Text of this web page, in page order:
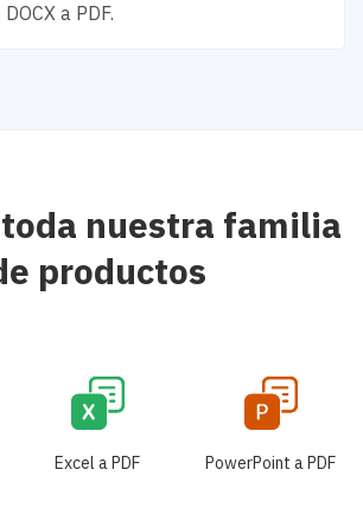
a PDF.
toda nuestra familia
productos
Excel a PDF PowerPoint a PDF